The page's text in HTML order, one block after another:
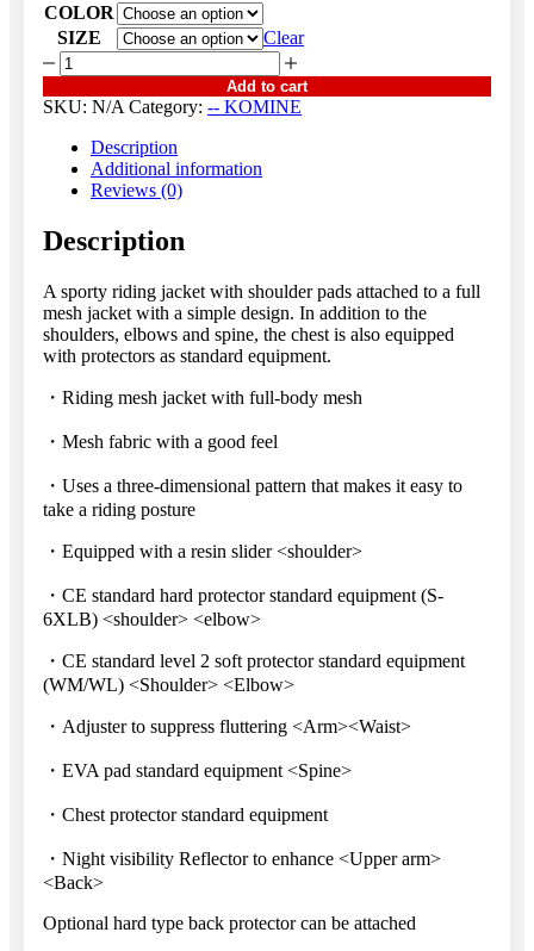
6,500.00฿
through
7,000.00฿
COLOR
SIZE
Clear
JK-
165
High
Full
Mesh
Jacket
Add to cart
SKU: N/A Category: -- KOMINE
Description
Additional information
Reviews (0)
Description
A sporty riding jacket with shoulder pads attached to a full
mesh jacket with a simple design. In addition to the
shoulders, elbows and spine, the chest is also equipped
with protectors as standard equipment.
・Riding mesh jacket with full-body mesh
・Mesh fabric with a good feel
・Uses a three-dimensional pattern that makes it easy to
take a riding posture
・Equipped with a resin slider <shoulder>
・CE standard hard protector standard equipment (S-
6XLB) <shoulder> <elbow>
・CE standard level 2 soft protector standard equipment
(WM/WL) <Shoulder> <Elbow>
・Adjuster to suppress fluttering <Arm><Waist>
・EVA pad standard equipment <Spine>
・Chest protector standard equipment
・Night visibility Reflector to enhance <Upper arm>
<Back>
Optional hard type back protector can be attached